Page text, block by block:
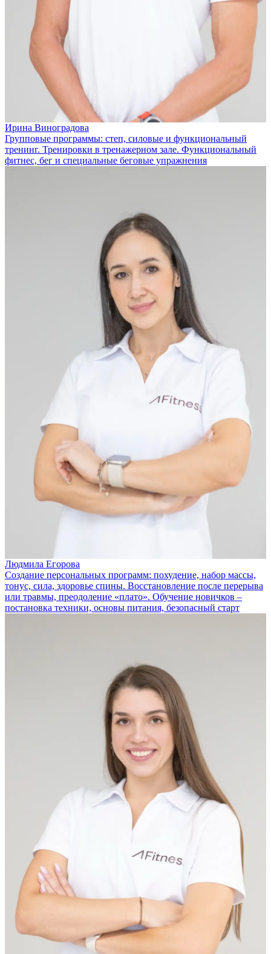
Ирина Виноградова
Групповые программы: степ, силовые и функциональный
тренинг. Тренировки в тренажерном зале. Функциональный
фитнес, бег и специальные беговые упражнения
Людмила Егорова
Создание персональных программ: похудение, набор массы,
тонус, сила, здоровье спины. Восстановление после перерыва
или травмы, преодоление «плато». Обучение новичков –
постановка техники, основы питания, безопасный старт